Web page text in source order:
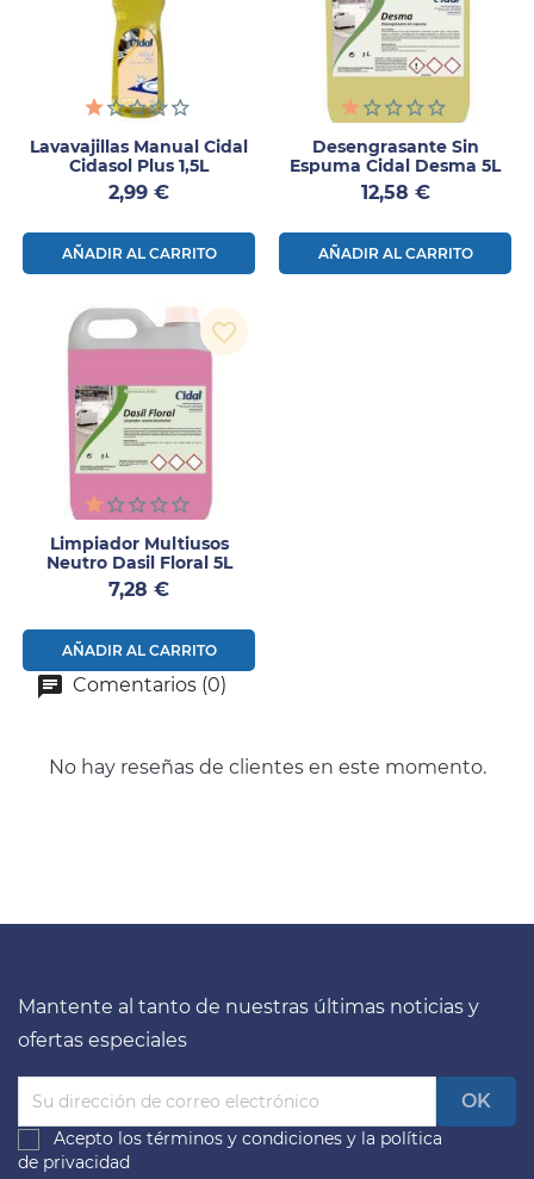
Lavavajillas Manual Cidal
Cidasol Plus 1,5L
Precio
2,99 €
AÑADIR AL CARRITO
Desengrasante Sin
Espuma Cidal Desma 5L
Precio
12,58 €
AÑADIR AL CARRITO
Limpiador Multiusos
Neutro Dasil Floral 5L
Precio
7,28 €
AÑADIR AL CARRITO
favorite_border
Comentarios (0)
No hay reseñas de clientes en este momento.
Mantente al tanto de nuestras últimas noticias y
ofertas especiales
Acepto los términos y condiciones y la política
de privacidad